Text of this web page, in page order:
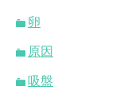
卵
原因
吸盤